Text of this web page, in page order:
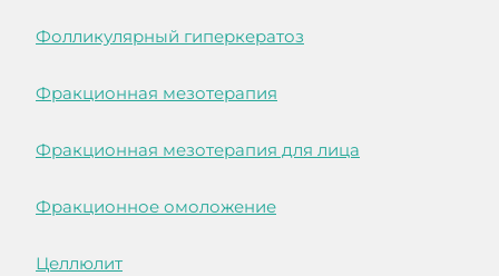
Фолликулярный гиперкератоз
Фракционная мезотерапия
Фракционная мезотерапия для лица
Фракционное омоложение
Целлюлит